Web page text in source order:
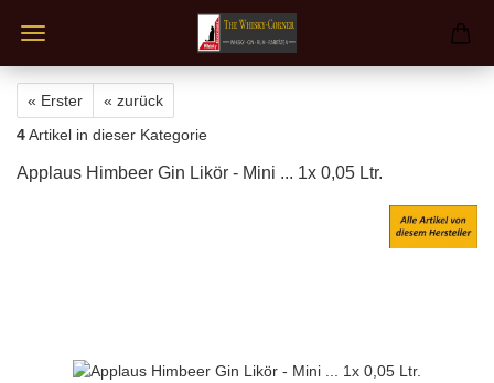
« Erster
« zurück
4Artikel in dieser Kategorie
Applaus Himbeer Gin Likör - Mini ... 1x 0,05 Ltr.